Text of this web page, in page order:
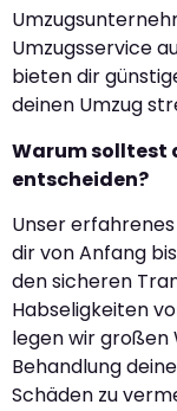
Umzugsservice
bieten dir
deinen Umzug
Warum solltest
entscheiden?
Unser
dir von Anfang
den sicheren
Habseligkeiten
legen wir
Behandlung
Schäden zu